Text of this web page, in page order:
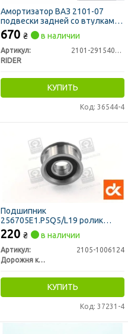
Амортизатор ВАЗ 2101-07
подвески задней со втулками
масляный (RIDER)
670 ₴ в наличии
Артикул:
2101-2915402-01
RIDER
КУПИТЬ
Код: 36544-4
Подшипник
256705Е1.P5Q5/L19 ролик
натяж.ГРМ ст.обр.ВАЗ <ДК>
220 ₴ в наличии
Артикул:
2105-1006124
Дорожня карта
КУПИТЬ
Код: 37231-4